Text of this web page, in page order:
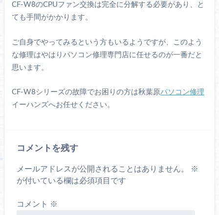
CF-W8のCPUファン交換は完全に分解する必要があり、と
ても手間がかかります。
ご自身でやってみるという方もいるようですが、このよう
な修理はやはりパソコン修理専門店に任せるのが一番だと
思います。
CF-W8シリーズの故障でお困りの方は秋葉原パソコン修理
イーハンズへお任せください。
コメントを残す
メールアドレスが公開されることはありません。
※
が付いている欄は必須項目です
コメント ※